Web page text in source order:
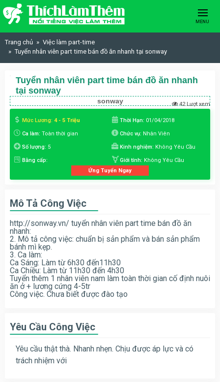
Skip to content
MENU
Trang chủ
Việc làm part-time
Tuyển nhân viên part time bán đồ ăn nhanh tại sonway
Tuyển nhân viên part time bán đồ ăn nhanh
tại sonway
sonway 42 Lượt xem
Mức Lương: 4 - 5 Triệu Thời Hạn: 01/04/2018
Ca làm: Toàn thời gian Chức vụ: Nhân Viên
Số lượng: 5 Kinh nghiệm: Không Yêu Cầu
Bằng cấp: Giới tính: Không Yêu Cầu
Ứng Tuyển Ngay
Mô Tả Công Việc
http://sonway.vn/ tuyển nhân viên part time bán đồ ăn
nhanh:
2. Mô tả công việc: chuẩn bị sản phẩm và bán sản phẩm
bánh mì kẹp.
3. Ca làm:
Ca Sáng: Làm từ 6h30 đến11h30
Ca Chiều: Làm từ 11h30 đến 4h30
Tuyển thêm 1 nhân viên nam làm toàn thời gian cố định nuôi
ăn ở + lương cứng 4-5tr
Công việc. Chưa biết được đào tạo
Yêu Cầu Công Việc
Yêu cầu thật thà. Nhanh nhẹn. Chịu được áp lực và có
trách nhiệm với